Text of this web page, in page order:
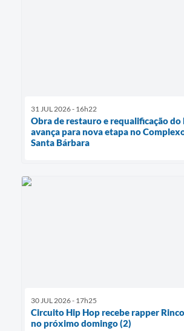
31 JUL 2026 - 16h22
Obra de restauro e requalificação do
avança para nova etapa no
Santa Bárbara
30 JUL 2026 - 17h25
Circuito Hip Hop recebe rapper
no próximo domingo (2)